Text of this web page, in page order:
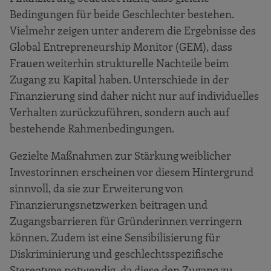
Bedingungen für beide Geschlechter bestehen.
Vielmehr zeigen unter anderem die Ergebnisse des
Global Entrepreneurship Monitor (GEM), dass
Frauen weiterhin strukturelle Nachteile beim
Zugang zu Kapital haben. Unterschiede in der
Finanzierung sind daher nicht nur auf individuelles
Verhalten zurückzuführen, sondern auch auf
bestehende Rahmenbedingungen.
Gezielte Maßnahmen zur Stärkung weiblicher
Investorinnen erscheinen vor diesem Hintergrund
sinnvoll, da sie zur Erweiterung von
Finanzierungsnetzwerken beitragen und
Zugangsbarrieren für Gründerinnen verringern
können. Zudem ist eine Sensibilisierung für
Diskriminierung und geschlechtsspezifische